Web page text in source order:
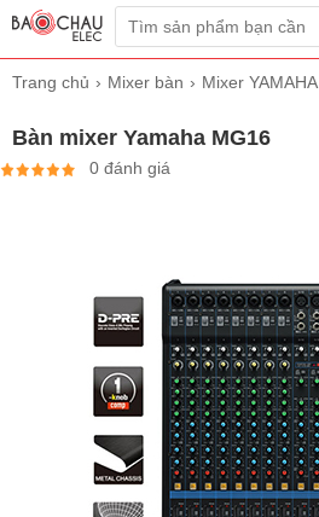
Trang chủ Mixer bàn Mixer YAMAHA
Bàn mixer Yamaha MG16
0 đánh giá